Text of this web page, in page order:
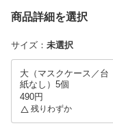
商品詳細を選択
サイズ ： 未選択
大（マスクケース／台
紙なし）5個
490円
残りわずか